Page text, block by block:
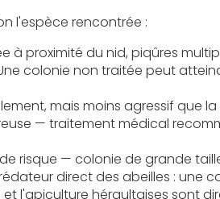
l'espèce rencontrée :
à proximité du nid, piqûres
colonie non traitée peut
mais moins agressif que
— traitement médical
risque — colonie de grande
direct des abeilles : une
l'apiculture héraultaises sont